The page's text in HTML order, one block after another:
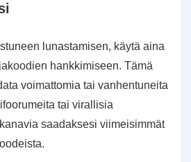
lunastamisen, käytä aina
hankkimiseen. Tämä
voimattomia tai vanhentuneita
tai virallisia
saadaksesi viimeisimmät